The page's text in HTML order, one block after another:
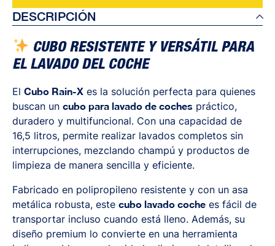
DESCRIPCIÓN
CUBO RESISTENTE Y VERSÁTIL PARA
EL LAVADO DEL COCHE
El Cubo Rain-X es la solución perfecta para quienes
buscan un cubo para lavado de coches práctico,
duradero y multifuncional. Con una capacidad de
16,5 litros, permite realizar lavados completos sin
interrupciones, mezclando champú y productos de
limpieza de manera sencilla y eficiente.
Fabricado en polipropileno resistente y con un asa
metálica robusta, este cubo lavado coche es fácil de
transportar incluso cuando está lleno. Además, su
diseño premium lo convierte en una herramienta